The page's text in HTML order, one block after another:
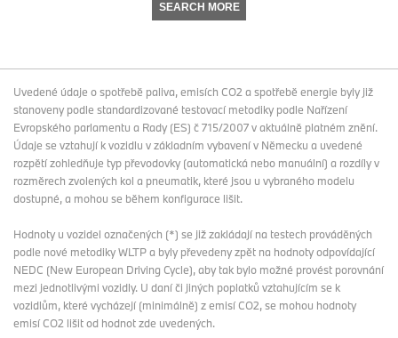
SEARCH MORE
Uvedené údaje o spotřebě paliva, emisích CO2 a spotřebě energie byly již
stanoveny podle standardizované testovací metodiky podle Nařízení
Evropského parlamentu a Rady (ES) č 715/2007 v aktuálně platném znění.
Údaje se vztahují k vozidlu v základním vybavení v Německu a uvedené
rozpětí zohledňuje typ převodovky (automatická nebo manuální) a rozdíly v
rozměrech zvolených kol a pneumatik, které jsou u vybraného modelu
dostupné, a mohou se během konfigurace lišit.
Hodnoty u vozidel označených (*) se již zakládají na testech prováděných
podle nové metodiky WLTP a byly převedeny zpět na hodnoty odpovídající
NEDC (New European Driving Cycle), aby tak bylo možné provést porovnání
mezi jednotlivými vozidly. U daní či jiných poplatků vztahujícím se k
vozidlům, které vycházejí (minimálně) z emisí CO2, se mohou hodnoty
emisí CO2 lišit od hodnot zde uvedených.